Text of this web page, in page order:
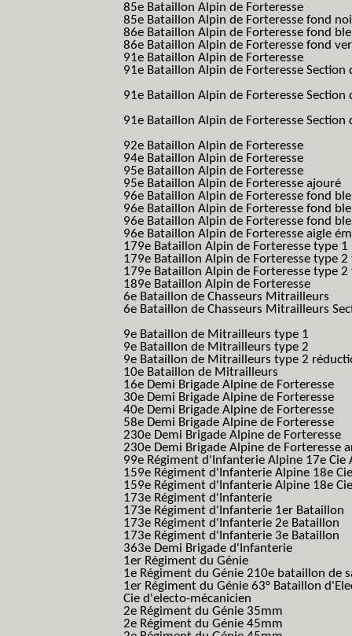
85e Bataillon Alpin de Forteresse
85e Bataillon Alpin de Forteresse fond
86e Bataillon Alpin de Forteresse fond
86e Bataillon Alpin de Forteresse fond
91e Bataillon Alpin de Forteresse
91e Bataillon Alpin de Forteresse
91e Bataillon Alpin de Forteresse
91e Bataillon Alpin de Forteresse
92e Bataillon Alpin de Forteresse
94e Bataillon Alpin de Forteresse
95e Bataillon Alpin de Forteresse
95e Bataillon Alpin de Forteresse ajouré
96e Bataillon Alpin de Forteresse fond
96e Bataillon Alpin de Forteresse fond
96e Bataillon Alpin de Forteresse fond
96e Bataillon Alpin de Forteresse aigle
179e Bataillon Alpin de Forteresse type 1
179e Bataillon Alpin de Forteresse type
179e Bataillon Alpin de Forteresse type
189e Bataillon Alpin de Forteresse
6e Bataillon de Chasseurs Mitrailleurs
6e Bataillon de Chasseurs Mitrailleurs
9e Bataillon de Mitrailleurs type 1
9e Bataillon de Mitrailleurs type 2
9e Bataillon de Mitrailleurs type 2
10e Bataillon de Mitrailleurs
16e Demi Brigade Alpine de Forteresse
30e Demi Brigade Alpine de Forteresse
40e Demi Brigade Alpine de Forteresse
58e Demi Brigade Alpine de Forteresse
230e Demi Brigade Alpine de Forteresse
230e Demi Brigade Alpine de Forteresse
99e Régiment d'Infanterie Alpine 17e
159e Régiment d'Infanterie Alpine 18e
159e Régiment d'Infanterie Alpine 18e
173e Régiment d'Infanterie
173e Régiment d'Infanterie 1er Bataillon
173e Régiment d'Infanterie 2e Bataillon
173e Régiment d'Infanterie 3e Bataillon
363e Demi Brigade d'Infanterie
1er Régiment du Génie
1e Régiment du Génie 210e bataillon de
1er Régiment du Génie 63° Bataillon
Cie d'electo-mécanicien
2e Régiment du Génie 35mm
2e Régiment du Génie 45mm